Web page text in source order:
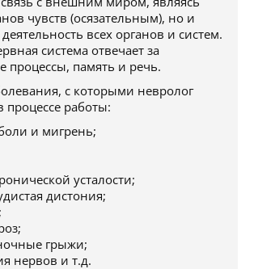
чувств (осязательным), но и
всех органов и систем.
система отвечает за
процессы, память и речь.
с которыми невролог
процессе работы:
и мигрень;
усталости;
дистония;
грыжи;
нервов и т.д.